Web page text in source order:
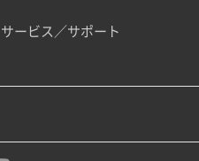
サービス／サポート